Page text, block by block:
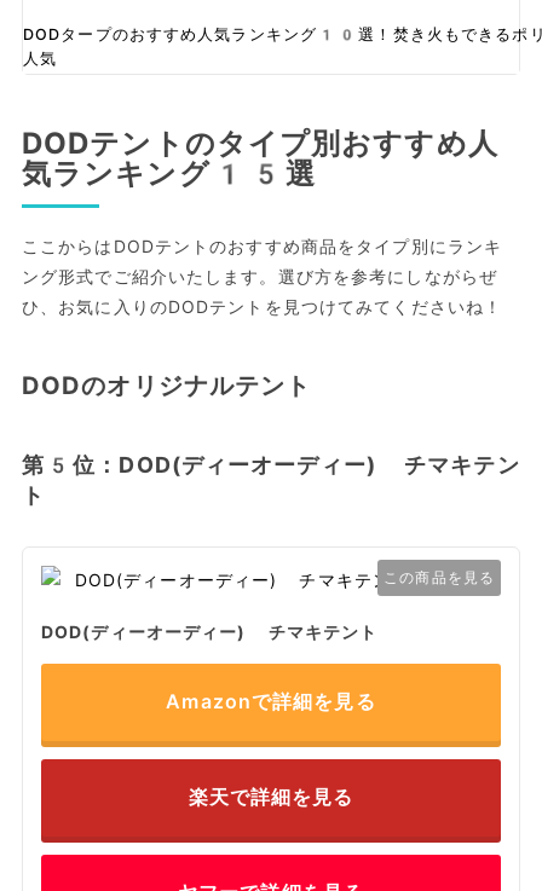
DODタープのおすすめ人気ランキング10選！焚き火もできるポ
人気
DODテントのタイプ別おすすめ人
気ランキング15選
ここからはDODテントのおすすめ商品をタイプ別にランキ
ング形式でご紹介いたします。選び方を参考にしながらぜ
ひ、お気に入りのDODテントを見つけてみてくださいね！
DODのオリジナルテント
第5位：DOD(ディーオーディー) チマキテン
ト
この商品を見る
DOD(ディーオーディー) チマキテント
Amazonで詳細を見る
楽天で詳細を見る